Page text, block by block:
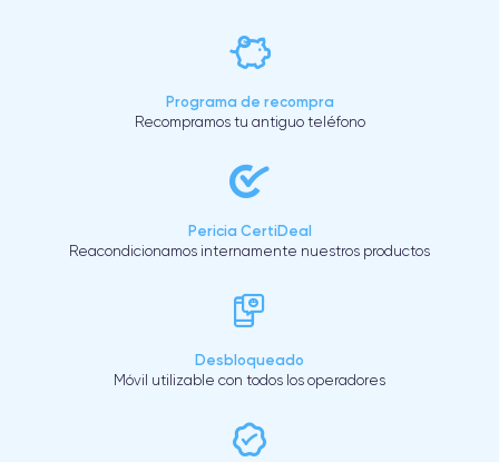
Programa de recompra
Recompramos tu antiguo teléfono
Pericia CertiDeal
Reacondicionamos internamente nuestros productos
Desbloqueado
Móvil utilizable con todos los operadores